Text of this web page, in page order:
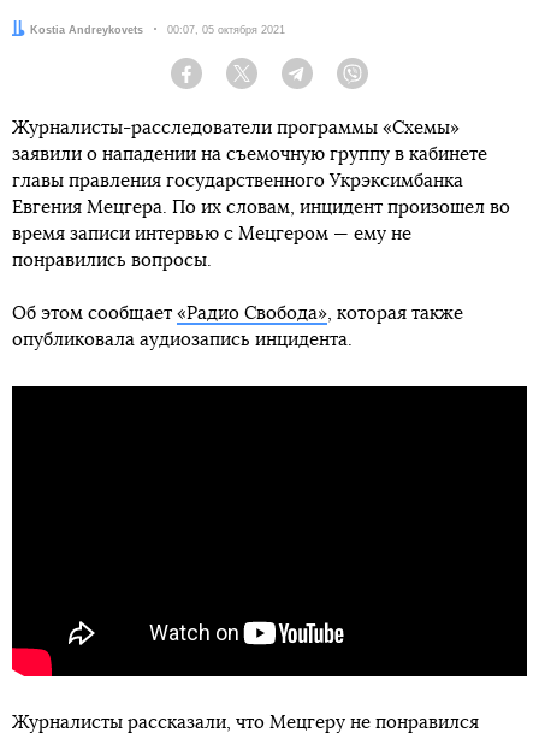
Автор:Kostia Andreykovets Дата:
00:07, 05 октября 2021
Facebook Twitter Telegram
Журналисты-расследователи программы «Схемы»
заявили о нападении на съемочную группу в кабинете
главы правления государственного Укрэксимбанка
Евгения Мецгера. По их словам, инцидент произошел во
время записи интервью с Мецгером — ему не
понравились вопросы.
Об этом сообщает «Радио Свобода» , которая также
опубликовала аудиозапись инцидента.
Журналисты рассказали, что Мецгеру не понравился